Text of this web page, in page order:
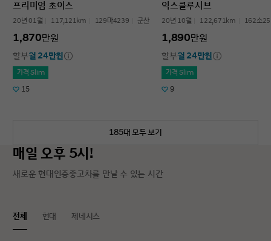
프리미엄 초이스
20년 01월 117,121km 129마4239 군산
1,870만원
할부월 24만원
가격 Slim
15
익스클루시브
20년 10월 122,671km 162소
1,890만원
할부월 24만원
가격 Slim
9
185대 모두 보기
매일 오후 5시!
새로운 현대인증중고차를 만날 수 있는 시간
전체 현대 제네시스